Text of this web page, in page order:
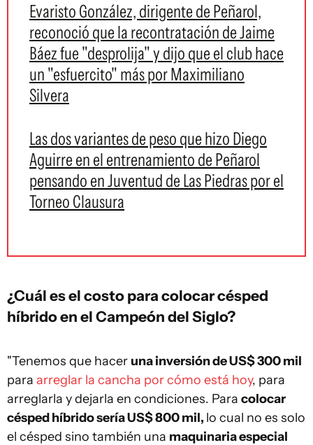
Evaristo González, dirigente de Peñarol,
reconoció que la recontratación de Jaime
Báez fue "desprolija" y dijo que el club hace
un "esfuercito" más por Maximiliano
Silvera
Las dos variantes de peso que hizo Diego
Aguirre en el entrenamiento de Peñarol
pensando en Juventud de Las Piedras por el
Torneo Clausura
¿Cuál es el costo para colocar césped
híbrido en el Campeón del Siglo?
"Tenemos que hacer una inversión de US$ 300 mil
para arreglar la cancha por cómo está hoy, para
arreglarla y dejarla en condiciones. Para colocar
césped híbrido sería US$ 800 mil, lo cual no es solo
el césped sino también una maquinaria especial